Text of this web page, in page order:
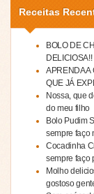
Receitas
BOLO DE
DELICIOSA!!
APRENDA A
QUE JÁ
Nossa, que
do meu filho
Bolo Pudim
sempre faço
Cocadinha
sempre faço
Molho
gostoso